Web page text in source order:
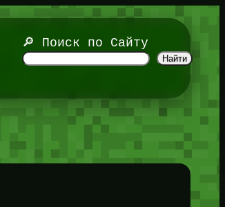
🔎 Поиск по Сайту
Найти